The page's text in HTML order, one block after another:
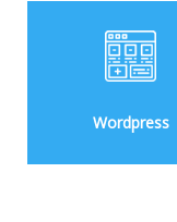
Wordpress